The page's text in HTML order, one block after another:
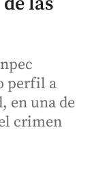
perfil a
en una de
crimen